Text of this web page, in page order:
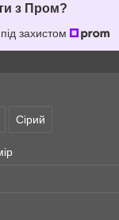
з Пром?
захистом
Сірий